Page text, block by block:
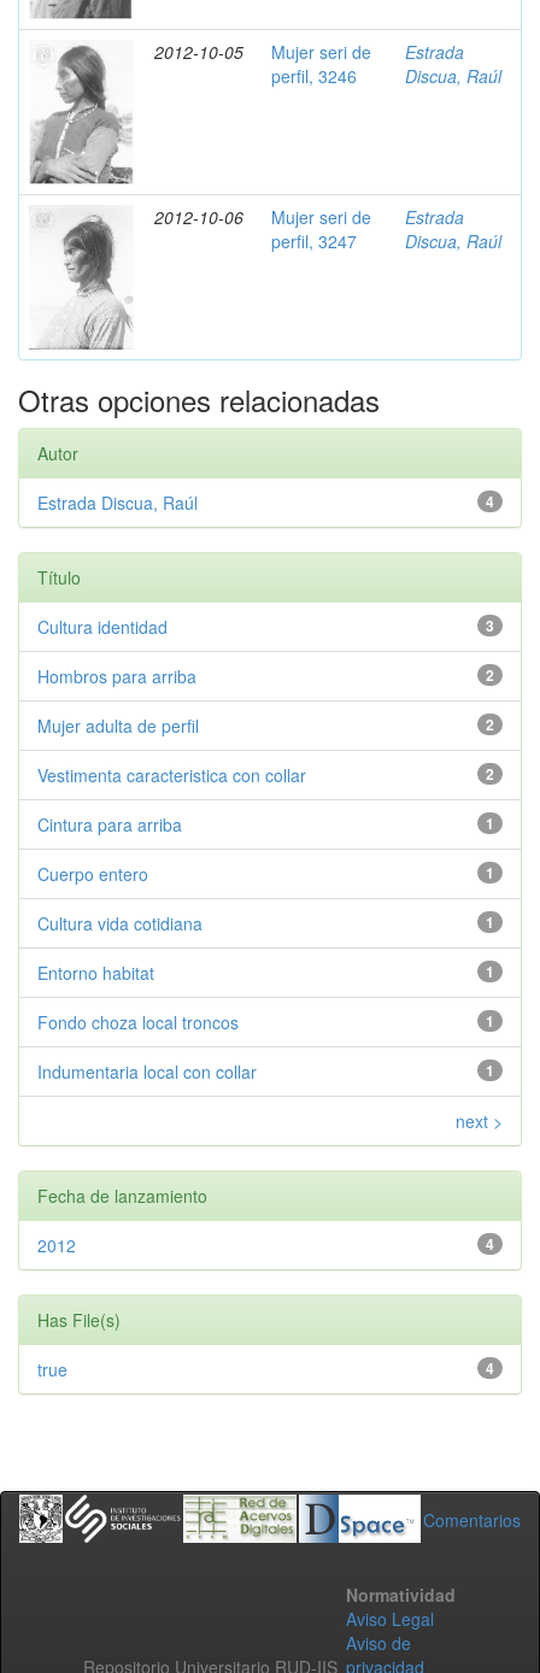
2012-10-05
Mujer seri de
perfil, 3246
Estrada
Discua, Raúl
2012-10-06
Mujer seri de
perfil, 3247
Estrada
Discua, Raúl
Otras opciones relacionadas
Autor
4
Estrada Discua, Raúl
Título
3
Cultura identidad
2
Hombros para arriba
2
Mujer adulta de perfil
2
Vestimenta caracteristica con collar
1
Cintura para arriba
1
Cuerpo entero
1
Cultura vida cotidiana
1
Entorno habitat
1
Fondo choza local troncos
1
Indumentaria local con collar
next >
Fecha de lanzamiento
4
2012
Has File(s)
4
true
Comentarios
Repositorio Universitario RUD-IIS
Normatividad
Aviso Legal
Aviso de
privacidad